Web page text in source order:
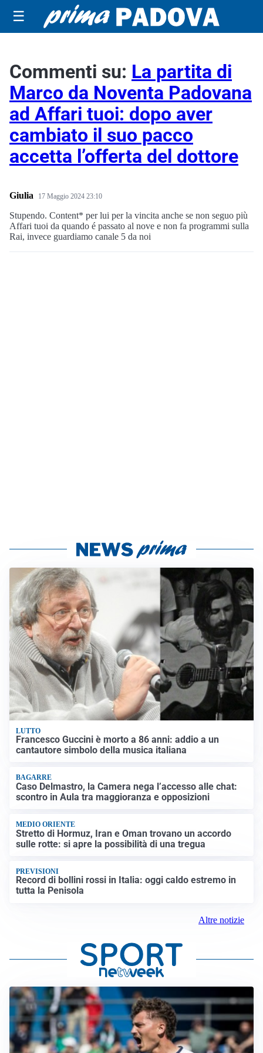
☰
Commenti su: La partita di
Marco da Noventa Padovana
ad Affari tuoi: dopo aver
cambiato il suo pacco
accetta l’offerta del dottore
Giulia 17 Maggio 2024 23:10
Stupendo. Content* per lui per la vincita anche se non seguo più
Affari tuoi da quando é passato al nove e non fa programmi sulla
Rai, invece guardiamo canale 5 da noi
LUTTO
Francesco Guccini è morto a 86 anni: addio a un
cantautore simbolo della musica italiana
BAGARRE
Caso Delmastro, la Camera nega l’accesso alle chat:
scontro in Aula tra maggioranza e opposizioni
MEDIO ORIENTE
Stretto di Hormuz, Iran e Oman trovano un accordo
sulle rotte: si apre la possibilità di una tregua
PREVISIONI
Record di bollini rossi in Italia: oggi caldo estremo in
tutta la Penisola
Altre notizie